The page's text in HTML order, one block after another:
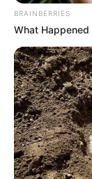
BRAINBERRIES
What Happened